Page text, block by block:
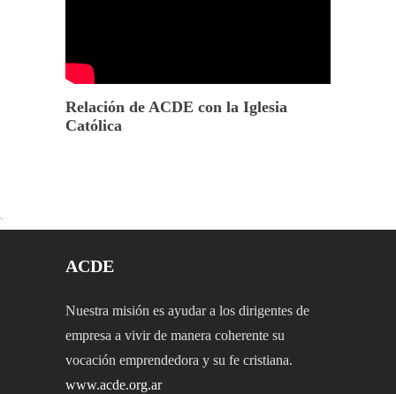
Relación de ACDE con la Iglesia
Católica
ACDE
Nuestra misión es ayudar a los dirigentes de
empresa a vivir de manera coherente su
vocación emprendedora y su fe cristiana.
www.acde.org.ar